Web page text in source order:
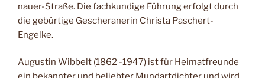
nauer-Straße. Die fachkundige Führung erfolgt durch
die gebürtige Gescheranerin Christa Paschert-
Engelke.
Augustin Wibbelt (1862 -1947) ist für Heimatfreunde